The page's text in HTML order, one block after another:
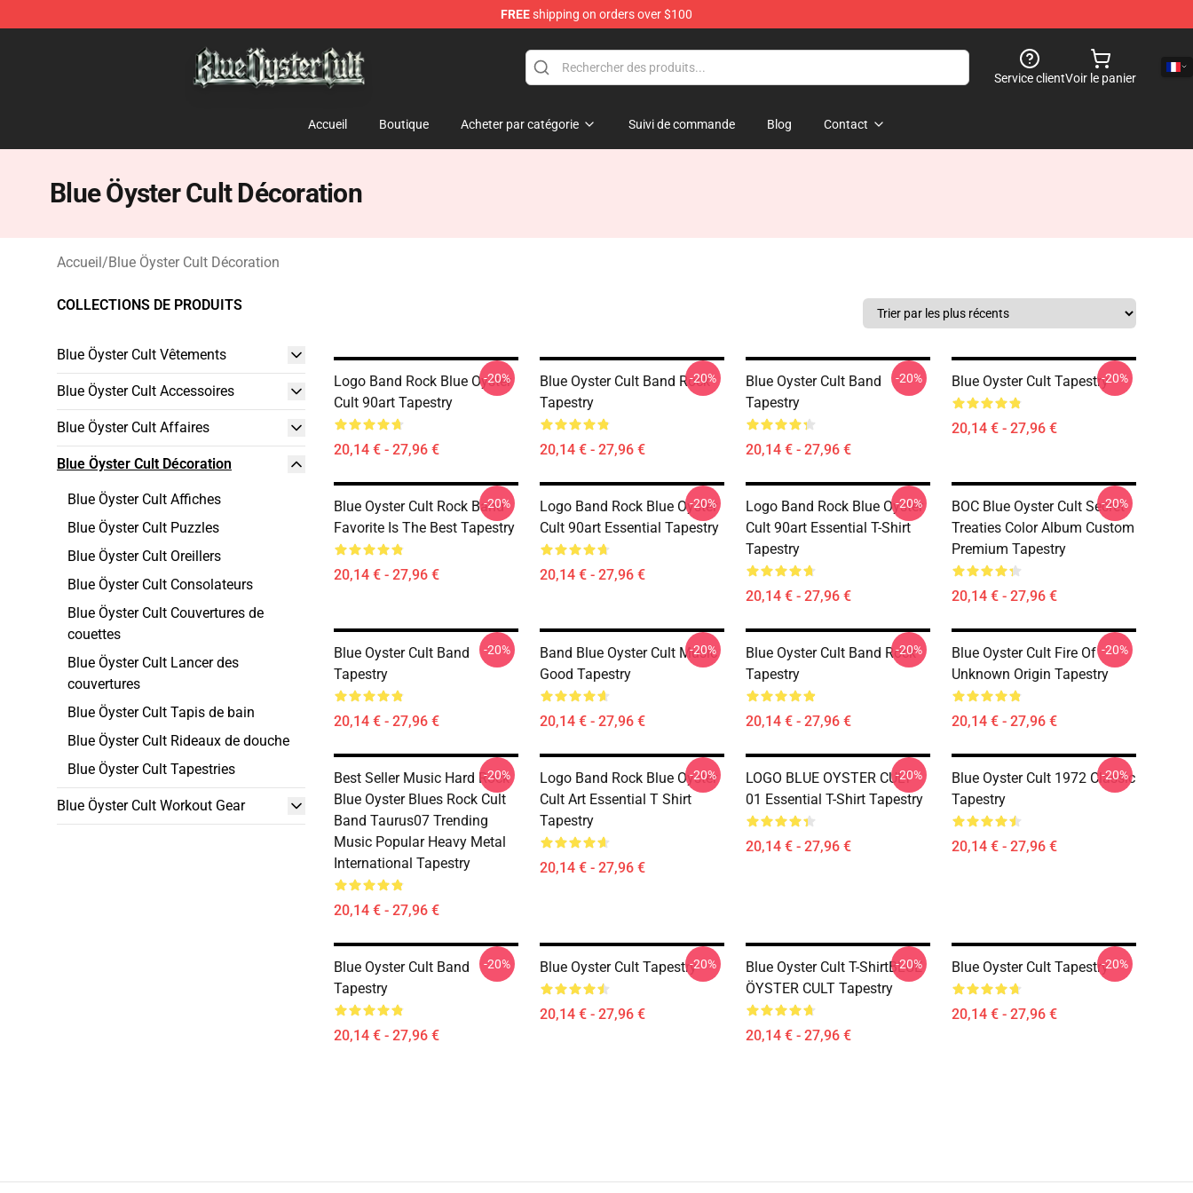
FREEshipping on orders over $100
Service clientVoir le panier
Accueil Boutique Acheter par catégorie Suivi de commande Blog Contact
Blue Öyster Cult Décoration
Accueil/Blue Öyster Cult Décoration
COLLECTIONS DE PRODUITS
Blue Öyster Cult Vêtements
Blue Öyster Cult Accessoires
Blue Öyster Cult Affaires
Blue Öyster Cult Décoration
Blue Öyster Cult Affiches
Blue Öyster Cult Puzzles
Blue Öyster Cult Oreillers
Blue Öyster Cult Consolateurs
Blue Öyster Cult Couvertures de
couettes
Blue Öyster Cult Lancer des
couvertures
Blue Öyster Cult Tapis de bain
Blue Öyster Cult Rideaux de douche
Blue Öyster Cult Tapestries
Blue Öyster Cult Workout Gear
Logo Band Rock Blue Oyster
Cult 90art Tapestry
20,14 € - 27,96 €
-20%
Blue Oyster Cult Band Rock
Tapestry
20,14 € - 27,96 €
-20%
Blue Oyster Cult Band
Tapestry
20,14 € - 27,96 €
-20% Blue Oyster Cult Tapestry
20,14 € - 27,96 €
-20%
Blue Oyster Cult Rock Band
Favorite Is The Best Tapestry
20,14 € - 27,96 €
-20%
Logo Band Rock Blue Oyster
Cult 90art Essential Tapestry
20,14 € - 27,96 €
-20%
Logo Band Rock Blue Oyster
Cult 90art Essential T-Shirt
Tapestry
20,14 € - 27,96 €
-20%
BOC Blue Oyster Cult Secret
Treaties Color Album Custom
Premium Tapestry
20,14 € - 27,96 €
-20%
Blue Oyster Cult Band
Tapestry
20,14 € - 27,96 €
-20%
Band Blue Oyster Cult Music
Good Tapestry
20,14 € - 27,96 €
-20%
Blue Oyster Cult Band Rock
Tapestry
20,14 € - 27,96 €
-20%
Blue Oyster Cult Fire Of
Unknown Origin Tapestry
20,14 € - 27,96 €
-20%
Best Seller Music Hard Rock
Blue Oyster Blues Rock Cult
Band Taurus07 Trending
Music Popular Heavy Metal
International Tapestry
20,14 € - 27,96 €
-20%
Logo Band Rock Blue Oyster
Cult Art Essential T Shirt
Tapestry
20,14 € - 27,96 €
-20%
LOGO BLUE OYSTER CULT
01 Essential T-Shirt Tapestry
20,14 € - 27,96 €
-20%
Blue Oyster Cult 1972 Classic
Tapestry
20,14 € - 27,96 €
-20%
Blue Oyster Cult Band
Tapestry
20,14 € - 27,96 €
-20% Blue Oyster Cult Tapestry
20,14 € - 27,96 €
-20%
Blue Oyster Cult T-ShirtBLUE
ÖYSTER CULT Tapestry
20,14 € - 27,96 €
-20% Blue Oyster Cult Tapestry
20,14 € - 27,96 €
-20%